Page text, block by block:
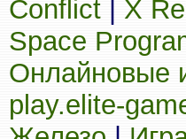
Conflict
X
Space
Онлайновые
play.elite-